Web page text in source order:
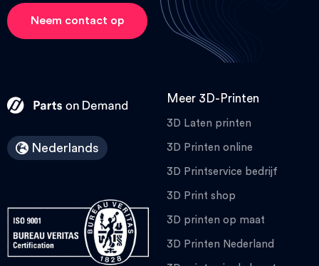
Neem contact op
Nederlands
Meer 3D-Printen
3D Laten printen
3D Printen online
3D Printservice bedrijf
3D Print shop
3D printen op maat
3D Printen Nederland